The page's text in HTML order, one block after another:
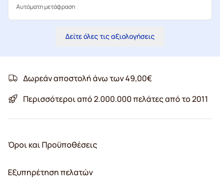
Αυτόματη μετάφραση
Δείτε όλες τις αξιολογήσεις
Δωρεάν αποστολή άνω των 49,00€
Περισσότεροι από 2.000.000 πελάτες από το 2011
Όροι και Προϋποθέσεις
Εξυπηρέτηση πελατών